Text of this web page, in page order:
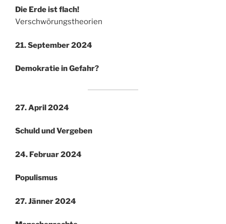
Die Erde ist flach!
Verschwörungstheorien
21. September 2024
Demokratie in Gefahr?
27. April 2024
Schuld und Vergeben
24. Februar 2024
Populismus
27. Jänner 2024